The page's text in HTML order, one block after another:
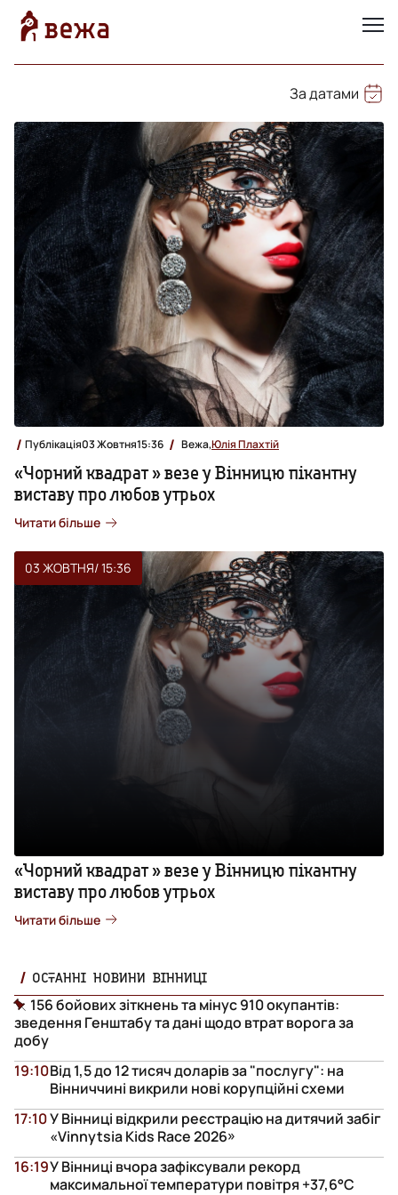
За датами
Публікація03 Жовтня15:36 Вежа,Юлія Плахтій
«Чорний квадрат » везе у Вінницю пікантну
виставу про любов утрьох
Читати більше
03 ЖОВТНЯ/ 15:36
«Чорний квадрат » везе у Вінницю пікантну
виставу про любов утрьох
Читати більше
ОСТАННІ НОВИНИ ВІННИЦІ
156 бойових зіткнень та мінус 910 окупантів:
зведення Генштабу та дані щодо втрат ворога за
добу
Від 1,5 до 12 тисяч доларів за "послугу": на
Вінниччині викрили нові корупційні схеми
19:10
У Вінниці відкрили реєстрацію на дитячий забіг
«Vinnytsia Kids Race 2026»
17:10
У Вінниці вчора зафіксували рекорд
максимальної температури повітря +37,6°С
16:19